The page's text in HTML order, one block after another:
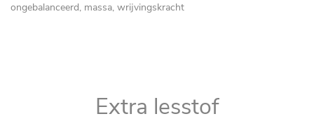
ongebalanceerd, massa, wrijvingskracht
Extra lesstof